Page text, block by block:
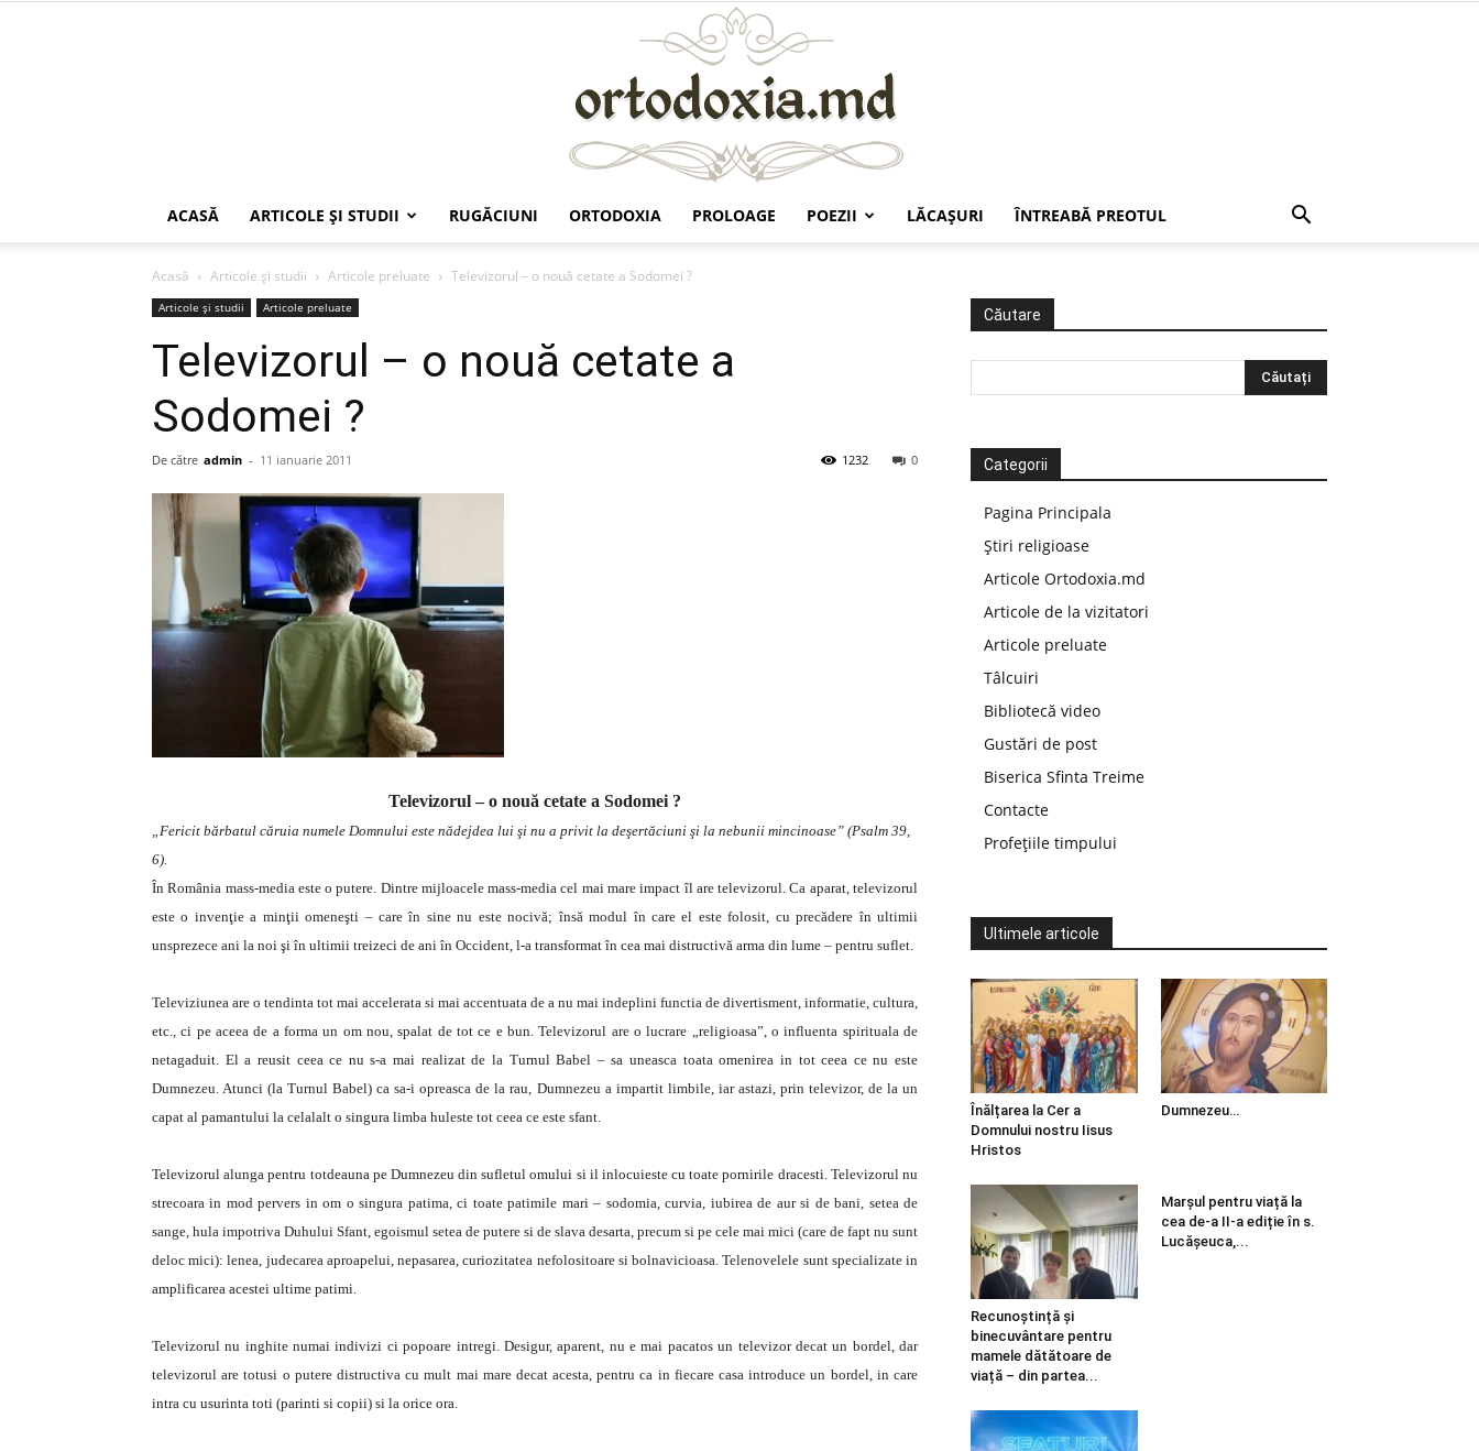
ACASĂ ARTICOLE ŞI STUDII RUGĂCIUNI ORTODOXIA PROLOAGE POEZII LĂCAŞURI ÎNTREABĂ PREOTUL
Acasă Articole şi studii Articole preluate Televizorul – o nouă cetate a Sodomei ?
Articole şi studii Articole preluate
Televizorul – o nouă cetate a
Sodomei ?
De către admin - 11 ianuarie 2011 0
1232
Televizorul – o nouă cetate a Sodomei ?
„Fericit bărbatul căruia numele Domnului este nădejdea lui şi nu a privit la deşertăciuni şi la nebunii mincinoase” (Psalm 39,
6).
În România mass-media este o putere. Dintre mijloacele mass-media cel mai mare impact îl are televizorul. Ca aparat, televizorul
este o invenţie a minţii omeneşti – care în sine nu este nocivă; însă modul în care el este folosit, cu precădere în ultimii
unsprezece ani la noi şi în ultimii treizeci de ani în Occident, l-a transformat în cea mai distructivă arma din lume – pentru suflet.
Televiziunea are o tendinta tot mai accelerata si mai accentuata de a nu mai indeplini functia de divertisment, informatie, cultura,
etc., ci pe aceea de a forma un om nou, spalat de tot ce e bun. Televizorul are o lucrare „religioasa”, o influenta spirituala de
netagaduit. El a reusit ceea ce nu s-a mai realizat de la Turnul Babel – sa uneasca toata omenirea in tot ceea ce nu este
Dumnezeu. Atunci (la Turnul Babel) ca sa-i opreasca de la rau, Dumnezeu a impartit limbile, iar astazi, prin televizor, de la un
capat al pamantului la celalalt o singura limba huleste tot ceea ce este sfant.
Televizorul alunga pentru totdeauna pe Dumnezeu din sufletul omului si il inlocuieste cu toate pornirile dracesti. Televizorul nu
strecoara in mod pervers in om o singura patima, ci toate patimile mari – sodomia, curvia, iubirea de aur si de bani, setea de
sange, hula impotriva Duhului Sfant, egoismul setea de putere si de slava desarta, precum si pe cele mai mici (care de fapt nu sunt
deloc mici): lenea, judecarea aproapelui, nepasarea, curiozitatea nefolositoare si bolnavicioasa. Telenovelele sunt specializate in
amplificarea acestei ultime patimi.
Televizorul nu inghite numai indivizi ci popoare intregi. Desigur, aparent, nu e mai pacatos un televizor decat un bordel, dar
televizorul are totusi o putere distructiva cu mult mai mare decat acesta, pentru ca in fiecare casa introduce un bordel, in care
intra cu usurinta toti (parinti si copii) si la orice ora.
Căutare
Categorii
Pagina Principala
Știri religioase
Articole Ortodoxia.md
Articole de la vizitatori
Articole preluate
Tâlcuiri
Bibliotecă video
Gustări de post
Biserica Sfinta Treime
Contacte
Profețiile timpului
Ultimele articole
Înălțarea la Cer a
Domnului nostru Iisus
Hristos
Dumnezeu…
Recunoștință și
binecuvântare pentru
mamele dătătoare de
viață – din partea...
Marșul pentru viață la
cea de-a II-a ediție în s.
Lucășeuca,...